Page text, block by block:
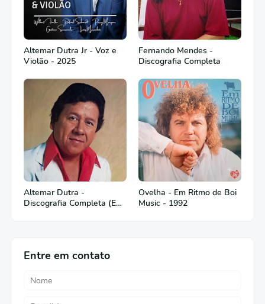
Altemar Dutra Jr - Voz e
Violão - 2025
Fernando Mendes -
Discografia Completa
Altemar Dutra -
Discografia Completa (Em
Ovelha - Em Ritmo de Boi
Music - 1992
Entre em contato